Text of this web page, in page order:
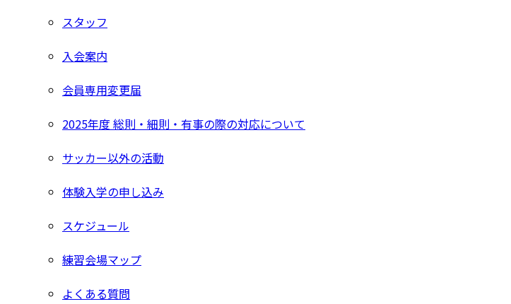
スタッフ
入会案内
会員専用変更届
2025年度 総則・細則・有事の際の対応について
サッカー以外の活動
体験入学の申し込み
スケジュール
練習会場マップ
よくある質問